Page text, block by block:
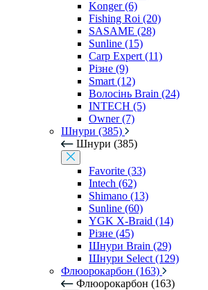
Konger (6)
Fishing Roi (20)
SASAME (28)
Sunline (15)
Carp Expert (11)
Різне (9)
Smart (12)
Волосінь Brain (24)
INTECH (5)
Owner (7)
Шнури (385)
Шнури (385)
Favorite (33)
Intech (62)
Shimano (13)
Sunline (60)
YGK X-Braid (14)
Різне (45)
Шнури Brain (29)
Шнури Select (129)
Флюорокарбон (163)
Флюорокарбон (163)